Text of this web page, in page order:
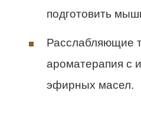
подготовить
Расслабляющие
ароматерапия с
эфирных масел.